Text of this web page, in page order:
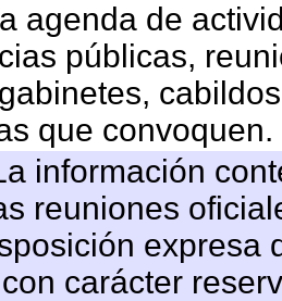
agenda de
públicas,
que convoquen.
información
reuniones
expresa
carácter